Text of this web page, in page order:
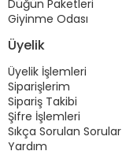
Düğün Paketleri
Giyinme Odası
Üyelik
Üyelik İşlemleri
Siparişlerim
Sipariş Takibi
Şifre İşlemleri
Sıkça Sorulan Sorular
Yardım